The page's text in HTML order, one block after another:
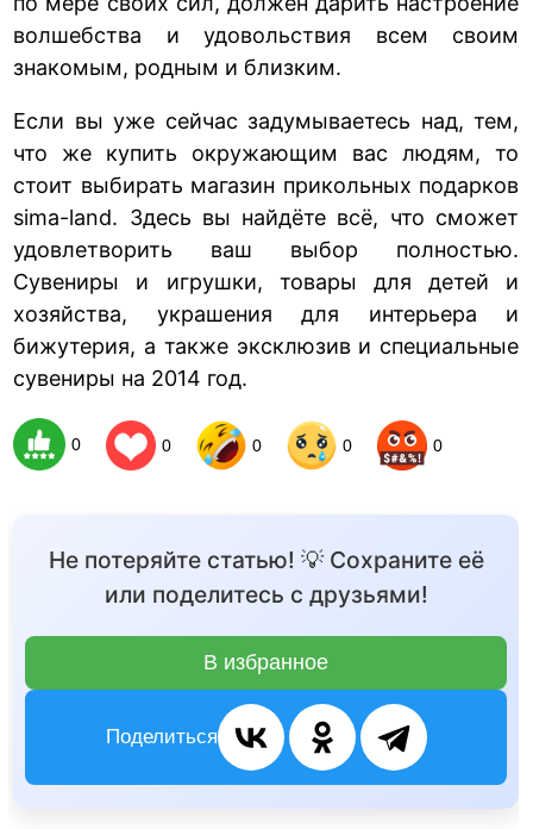
волшебства и удовольствия всем своим
знакомым, родным и близким.
Если вы уже сейчас задумываетесь над, тем,
что же купить окружающим вас людям, то
стоит выбирать магазин прикольных подарков
sima-land. Здесь вы найдёте всё, что сможет
удовлетворить ваш выбор полностью.
Сувениры и игрушки, товары для детей и
хозяйства, украшения для интерьера и
бижутерия, а также эксклюзив и специальные
сувениры на 2014 год.
0 0 0 0 0
Не потеряйте статью! 💡 Сохраните её
или поделитесь с друзьями!
В избранное
Поделиться